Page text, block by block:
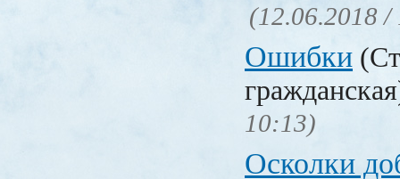
(12.06.2018 /
Ошибки
10:13)
Осколки